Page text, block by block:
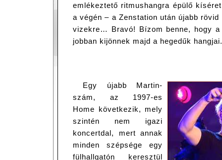
emlékeztető ritmushangra épülő
a végén – a Zenstation után újabb rövid
vizekre… Bravó! Bízom benne, hogy a
jobban kijönnek majd a hegedűk hangjai.
Egy újabb Martin-
szám, az 1997-es
Home következik, mely
szintén nem igazi
koncertdal, mert annak
minden szépsége egy
fülhallgatón keresztül